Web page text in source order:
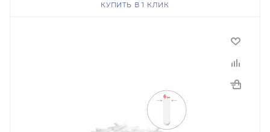
КУПИТЬ В 1 КЛИК